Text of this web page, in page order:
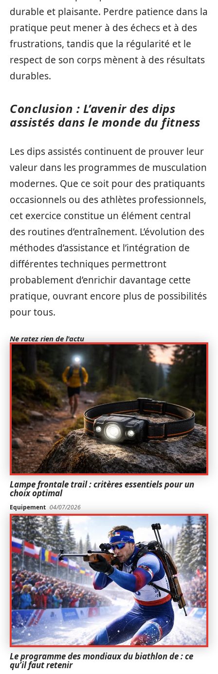
durable et plaisante. Perdre patience dans la
pratique peut mener à des échecs et à des
frustrations, tandis que la régularité et le
respect de son corps mènent à des résultats
durables.
Conclusion : L’avenir des dips
assistés dans le monde du fitness
Les dips assistés continuent de prouver leur
valeur dans les programmes de musculation
modernes. Que ce soit pour des pratiquants
occasionnels ou des athlètes professionnels,
cet exercice constitue un élément central
des routines d’entraînement. L’évolution des
méthodes d’assistance et l’intégration de
différentes techniques permettront
probablement d’enrichir davantage cette
pratique, ouvrant encore plus de possibilités
pour tous.
Ne ratez rien de l'actu
Lampe frontale trail : critères essentiels pour un
choix optimal
Equipement 04/07/2026
Le programme des mondiaux du biathlon de : ce
qu’il faut retenir